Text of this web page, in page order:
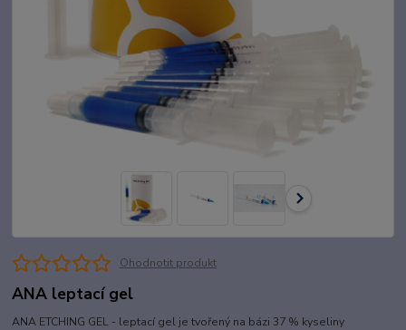
Ohodnotit produkt
ANA leptací gel
ANA ETCHING GEL - leptací gel je tvořený na bázi 37 % kyseliny